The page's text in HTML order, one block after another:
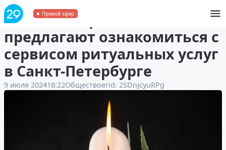
Прямой эфир
Жителям Архангельска
предлагают ознакомиться с
сервисом ритуальных услуг
в Санкт-Петербурге
9 июля 202416:22Обществоerid: 2SDnjcyuRPg